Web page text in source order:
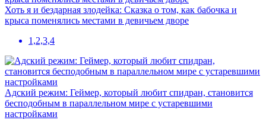
Хоть я и бездарная злодейка: Сказка о том, как бабочка и
крыса поменялись местами в девичьем дворе
1,2,3,4
Адский режим: Геймер, который любит спидран, становится
бесподобным в параллельном мире с устаревшими
настройками